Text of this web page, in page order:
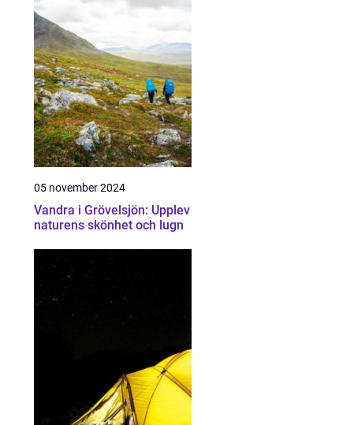
05 november 2024
Vandra i Grövelsjön: Upplev
naturens skönhet och lugn